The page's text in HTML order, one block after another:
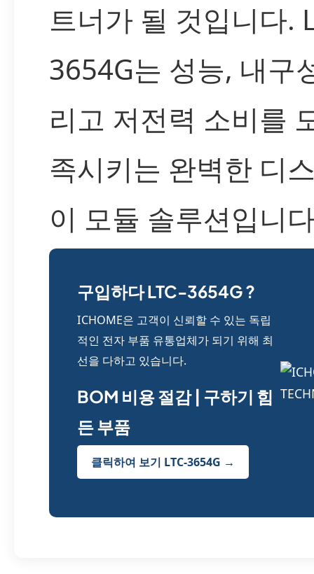
트너가 될 것입니다.
3654G는 성능, 내구
리고 저전력 소비를
족시키는 완벽한 디
이 모듈 솔루션입니
구입하다 LTC-3654G ?
ICHOME은 고객이 신뢰할 수 있는 독립
적인 전자 부품 유통업체가 되기 위해 최
선을 다하고 있습니다.
BOM 비용 절감 | 구하기 힘
든 부품
클릭하여 보기 LTC-3654G →